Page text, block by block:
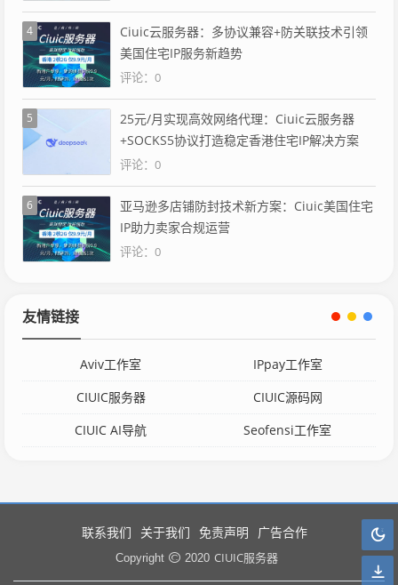
4
Ciuic云服务器：多协议兼容+防关联技术引领
美国住宅IP服务新趋势
评论：0
5
25元/月实现高效网络代理：Ciuic云服务器
+SOCKS5协议打造稳定香港住宅IP解决方案
评论：0
6
亚马逊多店铺防封技术新方案：Ciuic美国住宅
IP助力卖家合规运营
评论：0
友情链接
Aviv工作室
IPpay工作室
CIUIC服务器
CIUIC源码网
CIUIC AI导航
Seofensi工作室
联系我们 关于我们 免责声明 广告合作
Copyright 2020 CIUIC服务器